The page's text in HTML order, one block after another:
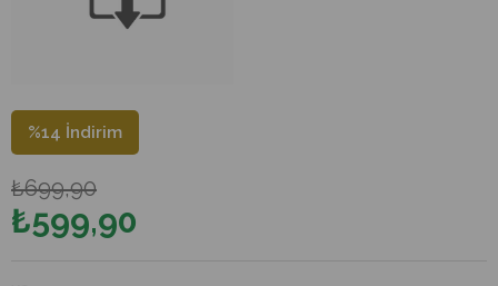
%14 İndirim
₺699,90
₺599,90